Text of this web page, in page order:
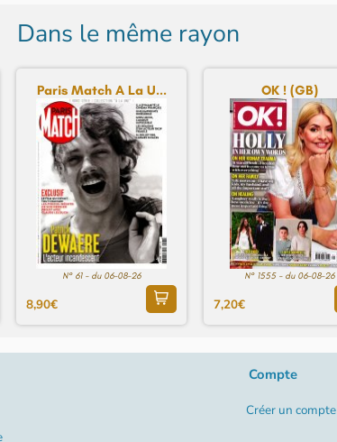
Dans le même rayon
Paris Match A La U...
N° 61 - du 06-08-26
8,90€
OK ! (GB)
N° 1555 - du 06-08-26
7,20€
Compte
Créer un compte